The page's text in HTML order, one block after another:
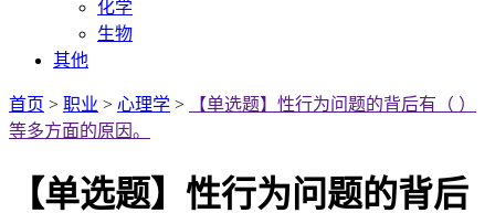
化学
生物
其他
首页 > 职业 > 心理学 >
【单选题】性行为问题的背后有（ ）
等多方面的原因。
【单选题】性行为问题的背后